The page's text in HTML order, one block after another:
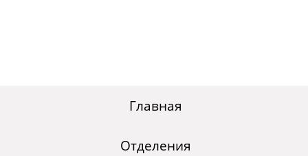
Главная
Отделения